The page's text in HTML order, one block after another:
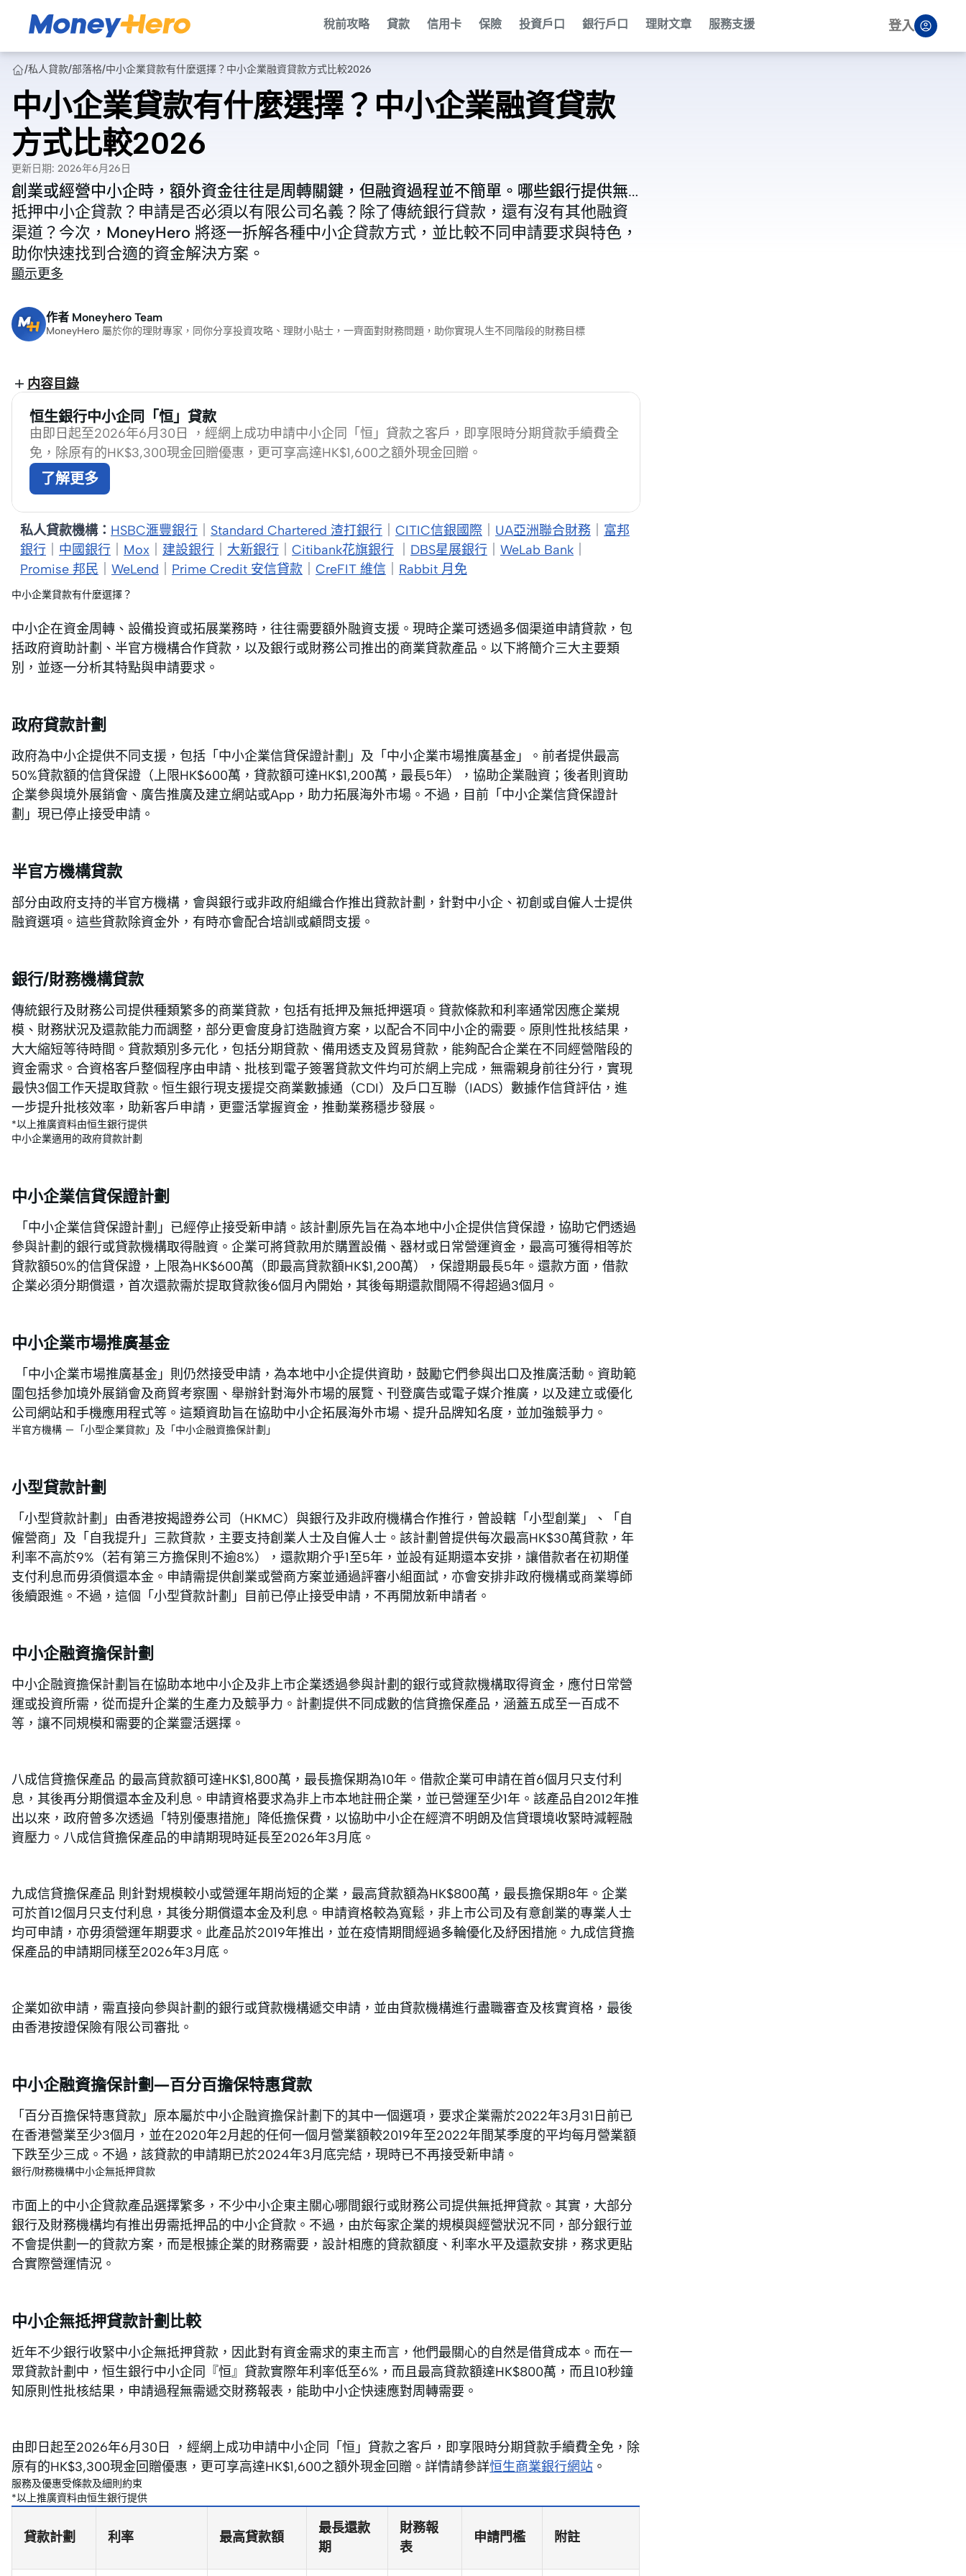
稅前攻略 貸款 信用卡 保險 投資戶口 銀行戶口 理財文章 服務支援 登入
/私人貸款/部落格/中小企業貸款有什麼選擇？中小企業融資貸款方式比較2026
中小企業貸款有什麼選擇？中小企業融資貸款
方式比較2026
更新日期: 2026年6月26日
創業或經營中小企時，額外資金往往是周轉關鍵，但融資過程並不簡單。哪些銀行提供無
抵押中小企貸款？申請是否必須以有限公司名義？除了傳統銀行貸款，還有沒有其他融資
渠道？今次，MoneyHero 將逐一拆解各種中小企貸款方式，並比較不同申請要求與特色，
助你快速找到合適的資金解決方案。
創業或經營中小企時，額外資金往往是周轉關鍵，但融資過程並不簡單。哪些銀行提供無
抵押中小企貸款？申請是否必須以有限公司名義？除了傳統銀行貸款，還有沒有其他融資
渠道？今次，MoneyHero 將逐一拆解各種中小企貸款方式，並比較不同申請要求與特色，
助你快速找到合適的資金解決方案。
顯示更多
作者 Moneyhero Team
MoneyHero 屬於你的理財專家，同你分享投資攻略、理財小貼士，一齊面對財務問題，助你實現人生不同階段的財務目標
内容目錄
恒生銀行中小企同「恒」貸款
由即日起至2026年6月30日 ，經網上成功申請中小企同「恒」貸款之客戶，即享限時分期貸款手續費全
免，除原有的HK$3,300現金回贈優惠，更可享高達HK$1,600之額外現金回贈。
了解更多
私人貸款機構： HSBC滙豐銀行 Standard Chartered 渣打銀行 CITIC信銀國際 UA亞洲聯合財務
富邦
銀行
中國銀行 Mox 建設銀行 大新銀行 Citibank花旗銀行 DBS星展銀行 WeLab Bank
Promise 邦民
WeLend Prime Credit 安信貸款 CreFIT 維信 Rabbit 月免
中小企業貸款有什麼選擇？
中小企在資金周轉、設備投資或拓展業務時，往往需要額外融資支援。現時企業可透過多個渠道申請貸款，包
括政府資助計劃、半官方機構合作貸款，以及銀行或財務公司推出的商業貸款產品。以下將簡介三大主要類
別，並逐一分析其特點與申請要求。
政府貸款計劃
政府為中小企提供不同支援，包括「中小企業信貸保證計劃」及「中小企業市場推廣基金」。前者提供最高
50%貸款額的信貸保證（上限HK$600萬，貸款額可達HK$1,200萬，最長5年），協助企業融資；後者則資助
企業參與境外展銷會、廣告推廣及建立網站或App，助力拓展海外市場。不過，目前「中小企業信貸保證計
劃」現已停止接受申請。
半官方機構貸款
部分由政府支持的半官方機構，會與銀行或非政府組織合作推出貸款計劃，針對中小企、初創或自僱人士提供
融資選項。這些貸款除資金外，有時亦會配合培訓或顧問支援。
銀行/財務機構貸款
傳統銀行及財務公司提供種類繁多的商業貸款，包括有抵押及無抵押選項。貸款條款和利率通常因應企業規
模、財務狀況及還款能力而調整，部分更會度身訂造融資方案，以配合不同中小企的需要。原則性批核結果，
大大縮短等待時間。貸款類別多元化，包括分期貸款、備用透支及貿易貸款，能夠配合企業在不同經營階段的
資金需求。合資格客戶整個程序由申請、批核到電子簽署貸款文件均可於網上完成，無需親身前往分行，實現
最快3個工作天提取貸款。恒生銀行現支援提交商業數據通（CDI）及戶口互聯（IADS）數據作信貸評估，進
一步提升批核效率，助新客戶申請，更靈活掌握資金，推動業務穩步發展。
*以上推廣資料由恒生銀行提供
中小企業適用的政府貸款計劃
中小企業信貸保證計劃
「中小企業信貸保證計劃」已經停止接受新申請。該計劃原先旨在為本地中小企提供信貸保證，協助它們透過
參與計劃的銀行或貸款機構取得融資。企業可將貸款用於購置設備、器材或日常營運資金，最高可獲得相等於
貸款額50%的信貸保證，上限為HK$600萬（即最高貸款額HK$1,200萬），保證期最長5年。還款方面，借款
企業必須分期償還，首次還款需於提取貸款後6個月內開始，其後每期還款間隔不得超過3個月。
中小企業市場推廣基金
「中小企業市場推廣基金」則仍然接受申請，為本地中小企提供資助，鼓勵它們參與出口及推廣活動。資助範
圍包括參加境外展銷會及商貿考察團、舉辦針對海外市場的展覽、刊登廣告或電子媒介推廣，以及建立或優化
公司網站和手機應用程式等。這類資助旨在協助中小企拓展海外市場、提升品牌知名度，並加強競爭力。
半官方機構 －「小型企業貸款」及「中小企融資擔保計劃」
小型貸款計劃
「小型貸款計劃」由香港按揭證券公司（HKMC）與銀行及非政府機構合作推行，曾設轄「小型創業」、「自
僱營商」及「自我提升」三款貸款，主要支持創業人士及自僱人士。該計劃曾提供每次最高HK$30萬貸款，年
利率不高於9%（若有第三方擔保則不逾8%），還款期介乎1至5年，並設有延期還本安排，讓借款者在初期僅
支付利息而毋須償還本金。申請需提供創業或營商方案並通過評審小組面試，亦會安排非政府機構或商業導師
後續跟進。不過，這個「小型貸款計劃」目前已停止接受申請，不再開放新申請者。
中小企融資擔保計劃
中小企融資擔保計劃旨在協助本地中小企及非上市企業透過參與計劃的銀行或貸款機構取得資金，應付日常營
運或投資所需，從而提升企業的生產力及競爭力。計劃提供不同成數的信貸擔保產品，涵蓋五成至一百成不
等，讓不同規模和需要的企業靈活選擇。
八成信貸擔保產品 的最高貸款額可達HK$1,800萬，最長擔保期為10年。借款企業可申請在首6個月只支付利
息，其後再分期償還本金及利息。申請資格要求為非上市本地註冊企業，並已營運至少1年。該產品自2012年推
出以來，政府曾多次透過「特別優惠措施」降低擔保費，以協助中小企在經濟不明朗及信貸環境收緊時減輕融
資壓力。八成信貸擔保產品的申請期現時延長至2026年3月底。
九成信貸擔保產品 則針對規模較小或營運年期尚短的企業，最高貸款額為HK$800萬，最長擔保期8年。企業
可於首12個月只支付利息，其後分期償還本金及利息。申請資格較為寬鬆，非上市公司及有意創業的專業人士
均可申請，亦毋須營運年期要求。此產品於2019年推出，並在疫情期間經過多輪優化及紓困措施。九成信貸擔
保產品的申請期同樣至2026年3月底。
企業如欲申請，需直接向參與計劃的銀行或貸款機構遞交申請，並由貸款機構進行盡職審查及核實資格，最後
由香港按證保險有限公司審批。
中小企融資擔保計劃—百分百擔保特惠貸款
「百分百擔保特惠貸款」原本屬於中小企融資擔保計劃下的其中一個選項，要求企業需於2022年3月31日前已
在香港營業至少3個月，並在2020年2月起的任何一個月營業額較2019年至2022年間某季度的平均每月營業額
下跌至少三成。不過，該貸款的申請期已於2024年3月底完結，現時已不再接受新申請。
銀行/財務機構中小企無抵押貸款
市面上的中小企貸款產品選擇繁多，不少中小企東主關心哪間銀行或財務公司提供無抵押貸款。其實，大部分
銀行及財務機構均有推出毋需抵押品的中小企貸款。不過，由於每家企業的規模與經營狀況不同，部分銀行並
不會提供劃一的貸款方案，而是根據企業的財務需要，設計相應的貸款額度、利率水平及還款安排，務求更貼
合實際營運情況。
中小企無抵押貸款計劃比較
近年不少銀行收緊中小企無抵押貸款，因此對有資金需求的東主而言，他們最關心的自然是借貸成本。而在一
眾貸款計劃中，恒生銀行中小企同『恒』貸款實際年利率低至6%，而且最高貸款額達HK$800萬，而且10秒鐘
知原則性批核結果，申請過程無需遞交財務報表，能助中小企快速應對周轉需要。
由即日起至2026年6月30日 ，經網上成功申請中小企同「恒」貸款之客戶，即享限時分期貸款手續費全免，除
原有的HK$3,300現金回贈優惠，更可享高達HK$1,600之額外現金回贈。詳情請參詳恒生商業銀行網站 。
服務及優惠受條款及細則約束
*以上推廣資料由恒生銀行提供
貸款計劃 利率 最高貸款額
最長還款
期
財務報
表
申請門檻 附註